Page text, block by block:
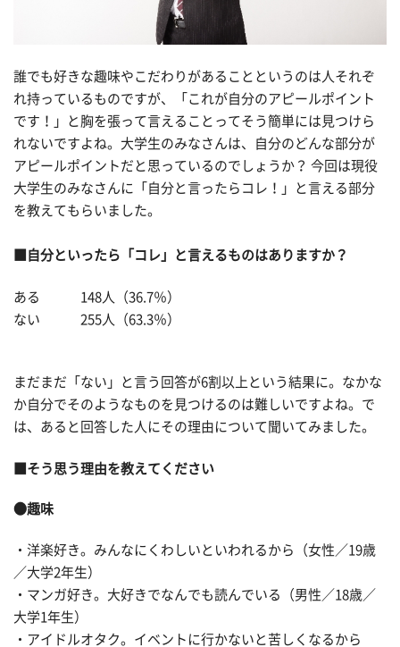
誰でも好きな趣味やこだわりがあることというのは人それぞ
れ持っているものですが、「これが自分のアピールポイント
です！」と胸を張って言えることってそう簡単には見つけら
れないですよね。大学生のみなさんは、自分のどんな部分が
アピールポイントだと思っているのでしょうか？ 今回は現役
大学生のみなさんに「自分と言ったらコレ！」と言える部分
を教えてもらいました。
■自分といったら「コレ」と言えるものはありますか？
ある 148人（36.7％）
ない 255人（63.3％）
まだまだ「ない」と言う回答が6割以上という結果に。なかな
か自分でそのようなものを見つけるのは難しいですよね。で
は、あると回答した人にその理由について聞いてみました。
■そう思う理由を教えてください
●趣味
・洋楽好き。みんなにくわしいといわれるから（女性／19歳
／大学2年生）
・マンガ好き。大好きでなんでも読んでいる（男性／18歳／
大学1年生）
・アイドルオタク。イベントに行かないと苦しくなるから